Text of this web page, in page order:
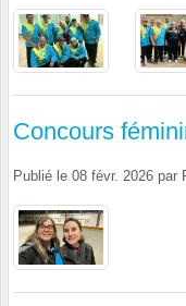
Concours
Publié le 08 févr. 2026 par